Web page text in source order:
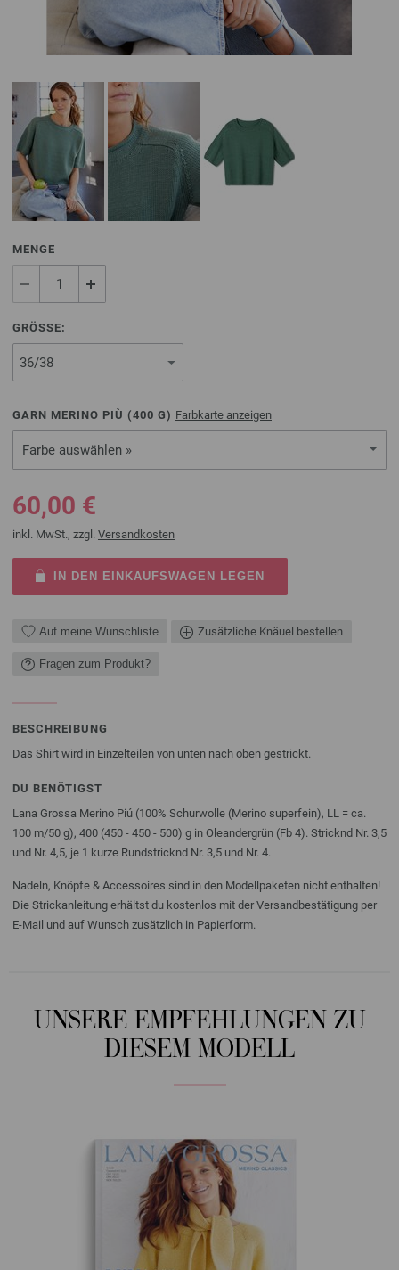
MENGE
GRÖSSE:
GARN MERINO PIÙ (400 G) Farbkarte anzeigen
Farbe auswählen »
60,00 €
inkl. MwSt., zzgl. Versandkosten
IN DEN EINKAUFSWAGEN LEGEN
Auf meine Wunschliste Zusätzliche Knäuel bestellen
Fragen zum Produkt?
BESCHREIBUNG
Das Shirt wird in Einzelteilen von unten nach oben gestrickt.
DU BENÖTIGST
Lana Grossa Merino Piú (100% Schurwolle (Merino superfein), LL = ca.
100 m/50 g), 400 (450 - 450 - 500) g in Oleandergrün (Fb 4). Stricknd Nr. 3,5
und Nr. 4,5, je 1 kurze Rundstricknd Nr. 3,5 und Nr. 4.
Nadeln, Knöpfe & Accessoires sind in den Modellpaketen nicht enthalten!
Die Strickanleitung erhältst du kostenlos mit der Versandbestätigung per
E-Mail und auf Wunsch zusätzlich in Papierform.
UNSERE EMPFEHLUNGEN ZU
DIESEM MODELL